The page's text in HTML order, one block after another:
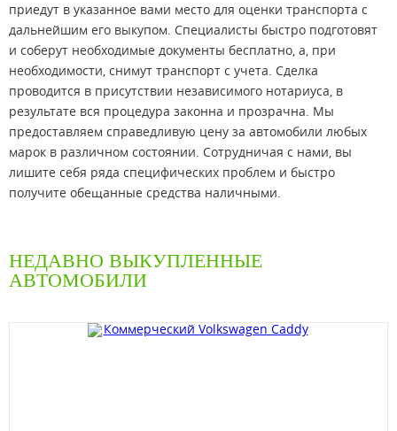
приедут в указанное вами место для оценки транспорта с
дальнейшим его выкупом. Специалисты быстро подготовят
и соберут необходимые документы бесплатно, а, при
необходимости, снимут транспорт с учета. Сделка
проводится в присутствии независимого нотариуса, в
результате вся процедура законна и прозрачна. Мы
предоставляем справедливую цену за автомобили любых
марок в различном состоянии. Сотрудничая с нами, вы
лишите себя ряда специфических проблем и быстро
получите обещанные средства наличными.
НЕДАВНО ВЫКУПЛЕННЫЕ
АВТОМОБИЛИ